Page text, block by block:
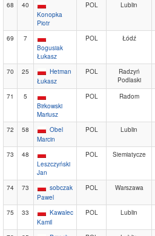
68
40
Konopka
Piotr
POL Lublin
69
7
Bogusiak
Łukasz
POL Łódź
70 25
Hetman
Łukasz
POL
Radzyń
Podlaski
71
5
Birkowski
Mariusz
POL Radom
72 58
Obel
Marcin
POL Lublin
73
48
Leszczyński
Jan
POL Siemiatycze
74 73
sobczak
Pawel
POL Warszawa
75 33
Kawalec
Kamil
POL Lublin